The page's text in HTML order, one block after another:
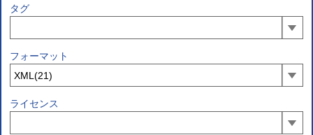
タグ
フォーマット
ライセンス